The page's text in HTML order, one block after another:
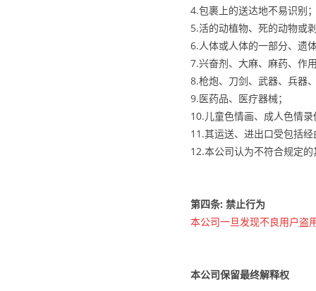
4.包裹上的送达地不易识别
5.活的动植物、死的动物或
6.人体或人体的一部分、遗
7.兴奋剂、大麻、麻药、作
8.枪炮、刀剑、武器、兵器
9.医药品、医疗器械；
10.儿童色情画、成人色情
11.其运送、进出口受包括
12.本公司认为不符合规定
第四条: 禁止行为
本公司一旦发现不良用户盗
本公司保留最终解释权